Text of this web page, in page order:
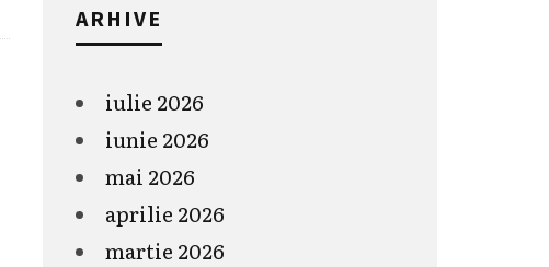
ARHIVE
iulie 2026
iunie 2026
mai 2026
aprilie 2026
martie 2026